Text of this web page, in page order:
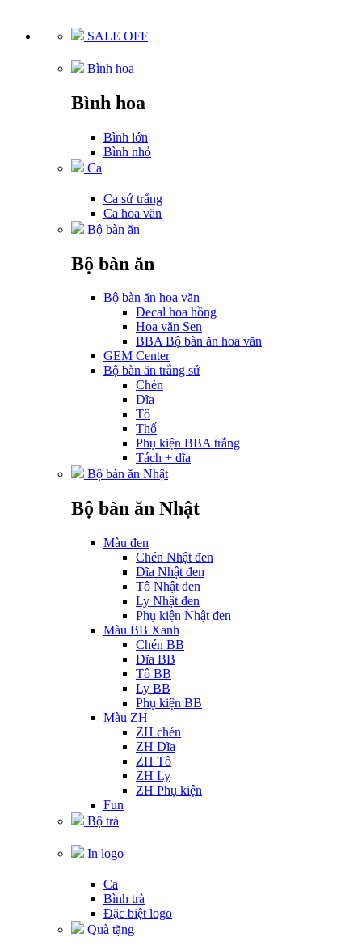
SALE OFF
Bình hoa
Bình hoa
Bình lớn
Bình nhỏ
Ca
Ca sứ trắng
Ca hoa văn
Bộ bàn ăn
Bộ bàn ăn
Bộ bàn ăn hoa văn
Decal hoa hồng
Hoa văn Sen
BBA Bộ bàn ăn hoa văn
GEM Center
Bộ bàn ăn trắng sứ
Chén
Dĩa
Tô
Thố
Phụ kiện BBA trắng
Tách + dĩa
Bộ bàn ăn Nhật
Bộ bàn ăn Nhật
Màu đen
Chén Nhật đen
Dĩa Nhật đen
Tô Nhật đen
Ly Nhật đen
Phụ kiện Nhật đen
Màu BB Xanh
Chén BB
Dĩa BB
Tô BB
Ly BB
Phụ kiện BB
Màu ZH
ZH chén
ZH Dĩa
ZH Tô
ZH Ly
ZH Phụ kiện
Fun
Bộ trà
In logo
Ca
Bình trà
Đặc biệt logo
Quà tặng